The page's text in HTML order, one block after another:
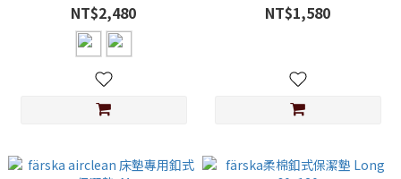
NT$2,480 NT$1,580